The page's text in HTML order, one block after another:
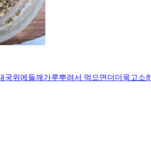
국위에들깨가루뿌려서 먹으면더더욱고